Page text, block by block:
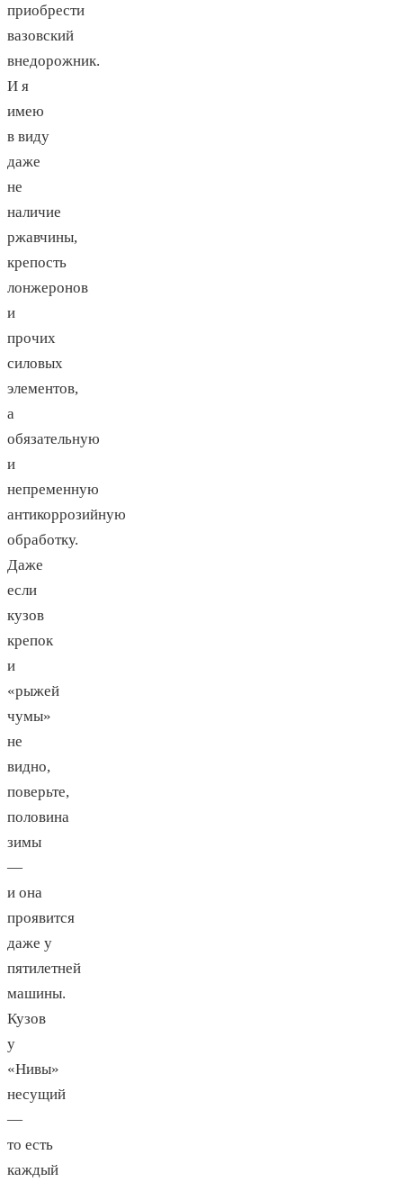
приобрести
вазовский
внедорожник.
И я
имею
в виду
даже
не
наличие
ржавчины,
крепость
лонжеронов
и
прочих
силовых
элементов,
а
обязательную
и
непременную
антикоррозийную
обработку.
Даже
если
кузов
крепок
и
«рыжей
чумы»
не
видно,
поверьте,
половина
зимы
—
и она
проявится
даже у
пятилетней
машины.
Кузов
у
«Нивы»
несущий
—
то есть
каждый